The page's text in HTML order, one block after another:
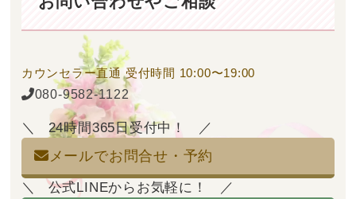
カウンセラー直通 受付時間 10:00〜19:00
080-9582-1122
24時間365日受付中！
メールでお問合せ・予約
公式LINEからお気軽に！